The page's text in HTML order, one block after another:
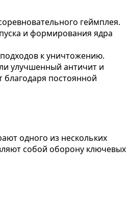
геймплея.
и формирования ядра
к уничтожению.
улучшенный античит и
постоянной
одного из нескольких
собой оборону ключевых